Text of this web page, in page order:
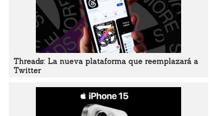
Threads: La nueva plataforma que reemplazará a
Twitter